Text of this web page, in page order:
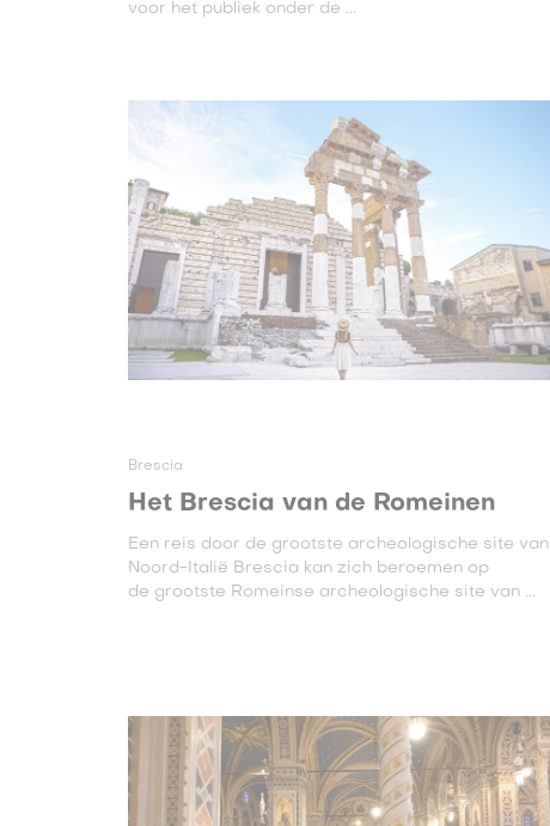
voor het publiek onder de ...
Brescia
Het Brescia van de Romeinen
Een reis door de grootste archeologische site van
Noord-Italië Brescia kan zich beroemen op
de grootste Romeinse archeologische site van ...